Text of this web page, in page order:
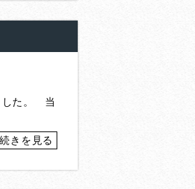
した。 当
続きを見る